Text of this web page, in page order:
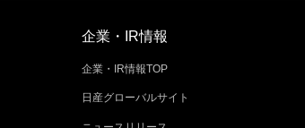
企業・IR情報
企業・IR情報TOP
日産グローバルサイト